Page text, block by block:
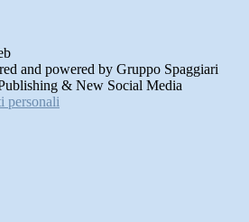
and powered by Gruppo Spaggiari
& New Social Media
personali